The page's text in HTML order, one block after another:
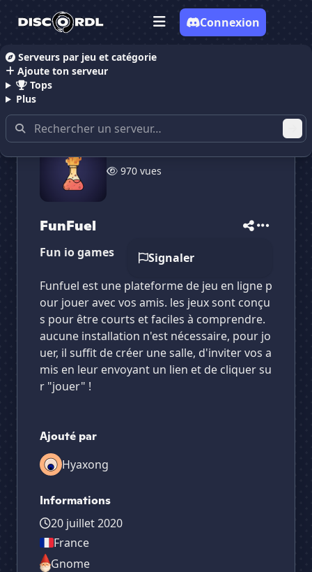
Serveurs par jeu et catégorie
Ajoute ton serveur
Tops
Plus
Connexion
Accueil Serveurs Discord Gaming
970 vues
FunFuel
Signaler
Fun io games
Funfuel est une plateforme de jeu en ligne p
our jouer avec vos amis. les jeux sont conçu
s pour être courts et faciles à comprendre.
aucune installation n'est nécessaire, pour jo
uer, il suffit de créer une salle, d'inviter vos a
mis en leur envoyant un lien et de cliquer su
r "jouer" !
Ajouté par
Hyaxong
Informations
20 juillet 2020
France
Gnome
FunFuel
Es-tu sûr de vouloir supprimer ton avis de ce
FunFuel